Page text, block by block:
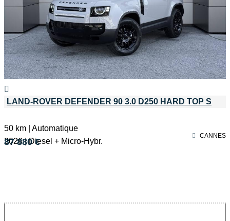
LAND-ROVER DEFENDER 90 3.0 D250 HARD TOP S
50 km | Automatique
2026 | Diesel + Micro-Hybr.
87 880 €
CANNES